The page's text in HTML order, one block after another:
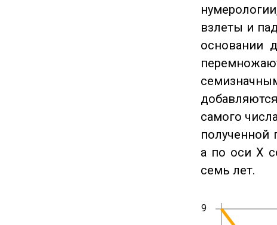
взлеты и
основании
самого
полученной
а по оси X
семь лет.